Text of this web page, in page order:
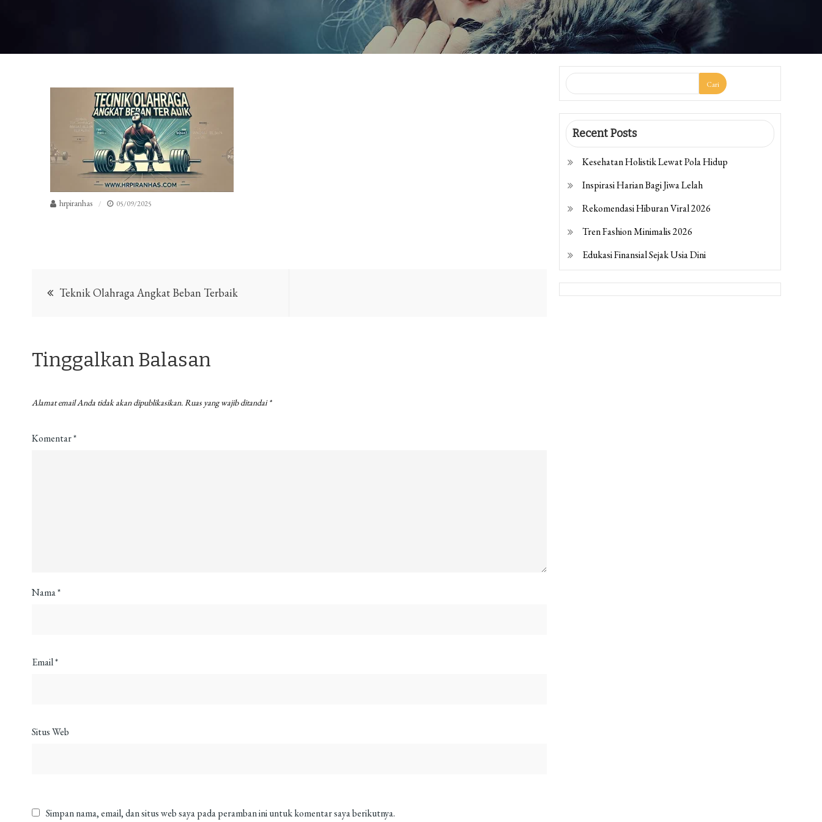
hrpiranhas 05/09/2025
Navigasi
Teknik Olahraga Angkat Beban Terbaik
Tinggalkan Balasan
Alamat email Anda tidak akan dipublikasikan.Ruas yang wajib ditandai*
Komentar*
Nama*
Email*
Situs Web
Simpan nama, email, dan situs web saya pada peramban ini untuk komentar saya berikutnya.
Cari
Recent Posts
Kesehatan Holistik Lewat Pola Hidup
Inspirasi Harian Bagi Jiwa Lelah
Rekomendasi Hiburan Viral 2026
Tren Fashion Minimalis 2026
Edukasi Finansial Sejak Usia Dini